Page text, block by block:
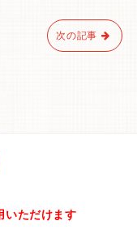
次の記事
ただけます